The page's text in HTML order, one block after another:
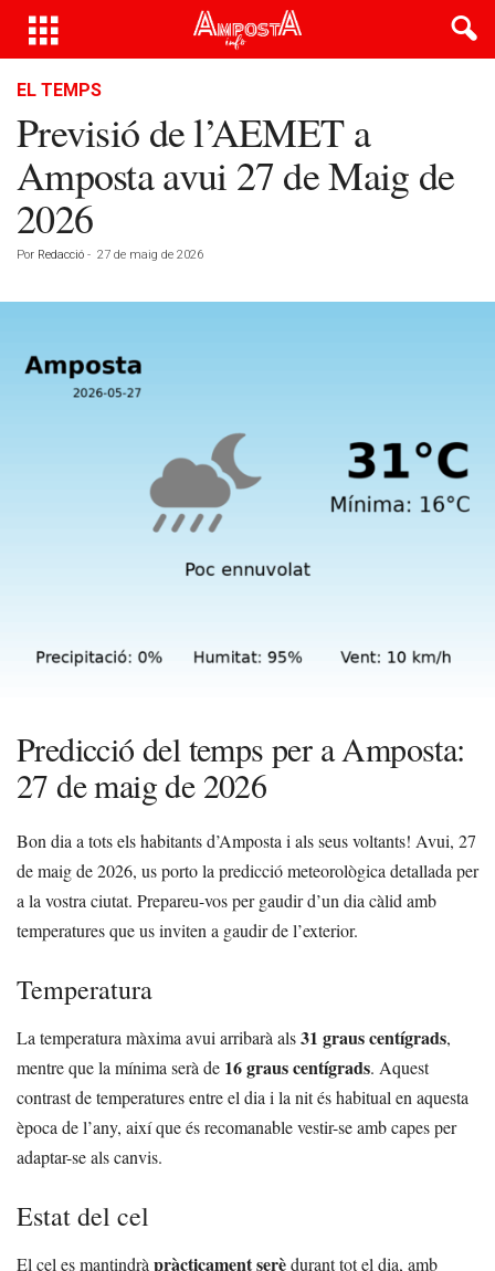
EL TEMPS
Previsió de l’AEMET a
Amposta avui 27 de Maig de
2026
Por Redacció - 27 de maig de 2026
Predicció del temps per a Amposta:
27 de maig de 2026
Bon dia a tots els habitants d’Amposta i als seus voltants! Avui, 27
de maig de 2026, us porto la predicció meteorològica detallada per
a la vostra ciutat. Prepareu-vos per gaudir d’un dia càlid amb
temperatures que us inviten a gaudir de l’exterior.
Temperatura
La temperatura màxima avui arribarà als31 graus centígrads,
mentre que la mínima serà de 16 graus centígrads. Aquest
contrast de temperatures entre el dia i la nit és habitual en aquesta
època de l’any, així que és recomanable vestir-se amb capes per
adaptar-se als canvis.
Estat del cel
El cel es mantindràpràcticament serèdurant tot el dia, amb